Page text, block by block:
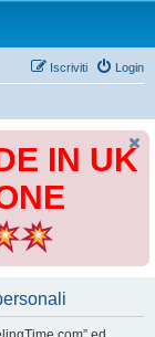
Login
Iscriviti
IN UK